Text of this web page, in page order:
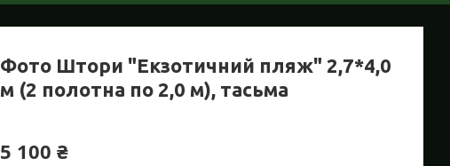
Фото Штори "Екзотичний пляж" 2,7*4,0
м (2 полотна по 2,0 м), тасьма
5 100 ₴